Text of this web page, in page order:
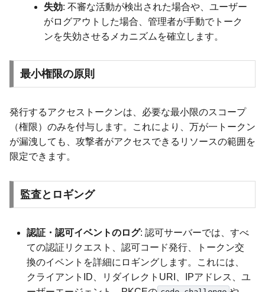
失効: 不審な活動が検出された場合や、ユーザー
がログアウトした場合、管理者が手動でトーク
ンを失効させるメカニズムを確立します。
最小権限の原則
発行するアクセストークンは、必要な最小限のスコープ
（権限）のみを付与します。これにより、万が一トークン
が漏洩しても、攻撃者がアクセスできるリソースの範囲を
限定できます。
監査とロギング
認証・認可イベントのログ: 認可サーバーでは、すべ
ての認証リクエスト、認可コード発行、トークン交
換のイベントを詳細にロギングします。これには、
クライアントID、リダイレクトURI、IPアドレス、ユ